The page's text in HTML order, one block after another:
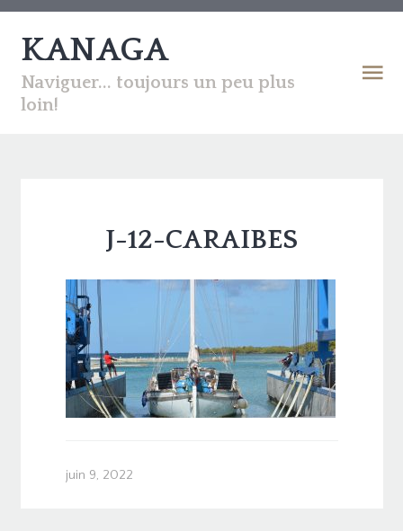
KANAGA
Naviguer... toujours un peu plus
loin!
J-12-CARAIBES
juin 9, 2022